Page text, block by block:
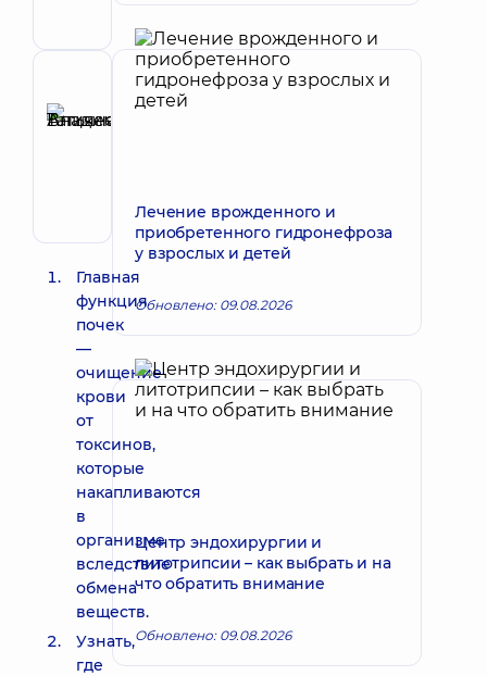
Рецензент
Аникеева
Кардиолог;
Ревматолог
Главная
функция
почек
—
очищение
крови
от
токсинов,
которые
накапливаются
в
организме
вследствие
обмена
веществ.
Узнать,
где
Лечение врожденного и
приобретенного гидронефроза
у взрослых и детей
Обновлено: 09.08.2026
Центр эндохирургии и
литотрипсии – как выбрать и на
что обратить внимание
Обновлено: 09.08.2026